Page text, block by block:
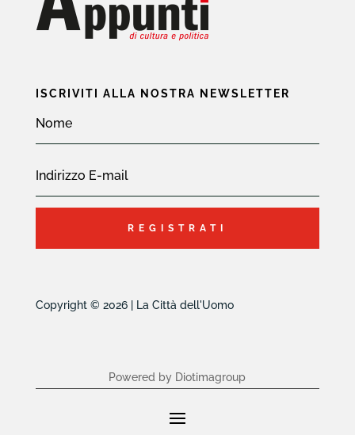
ISCRIVITI ALLA NOSTRA NEWSLETTER
REGISTRATI
Copyright © 2026 | La Città dell'Uomo
Powered by Diotimagroup